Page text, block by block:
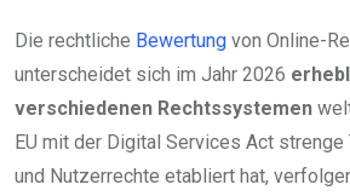
Die rechtliche Bewertung von Online-
unterscheidet sich im Jahr 2026
verschiedenen Rechtssystemen
EU mit der Digital Services Act
und Nutzerrechte etabliert hat,